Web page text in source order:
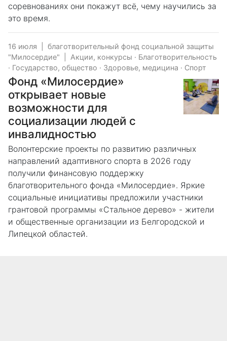
соревнованиях они покажут всё, чему научились за
это время.
16 июля
благотворительный фонд социальной защиты
"Милосердие"
Акции, конкурсы · Благотворительность
· Государство, общество · Здоровье, медицина · Спорт
Фонд «Милосердие»
открывает новые
возможности для
социализации людей с
инвалидностью
Волонтерские проекты по развитию различных
направлений адаптивного спорта в 2026 году
получили финансовую поддержку
благотворительного фонда «Милосердие». Яркие
социальные инициативы предложили участники
грантовой программы «Стальное дерево» - жители
и общественные организации из Белгородской и
Липецкой областей.